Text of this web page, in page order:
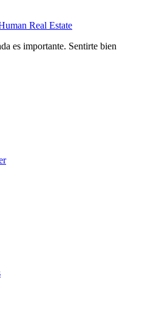
Real Estate
es importante. Sentirte bien